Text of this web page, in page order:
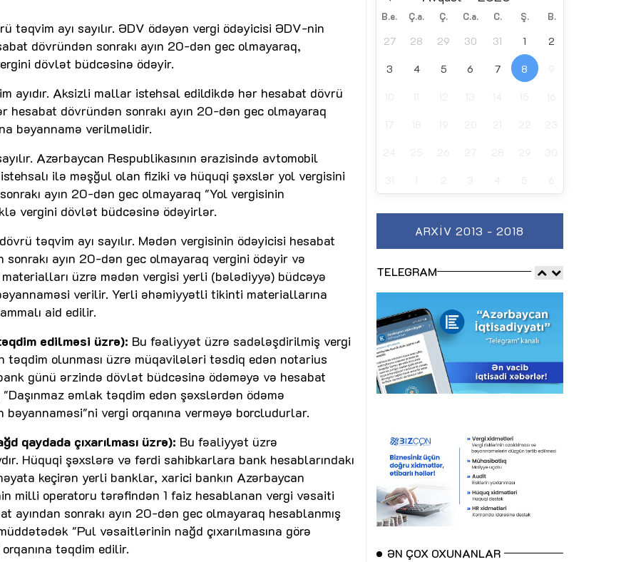
təqvim ayı sayılır. ƏDV ödəyən vergi ödəyicisi ƏDV-nin
dövründən sonrakı ayın 20-dən gec olmayaraq,
dövlət büdcəsinə ödəyir.
ayıdır. Aksizli mallar istehsal edildikdə hər hesabat dövrü
dövründən sonrakı ayın 20-dən gec olmayaraq
bəyannamə verilməlidir.
Azərbaycan Respublikasının ərazisində avtomobil
istehsalı ilə məşğul olan fiziki və hüquqi şəxslər yol vergisini
ayın 20-dən gec olmayaraq "Yol vergisinin
vergini dövlət büdcəsinə ödəyirlər.
təqvim ayı sayılır. Mədən vergisinin ödəyicisi hesabat
sonrakı ayın 20-dən gec olmayaraq vergini ödəyir və
üzrə mədən vergisi yerli (bələdiyyə) büdcəyə
verilir. Yerli əhəmiyyətli tikinti materiallarına
aid edilir.
edilməsi üzrə): Bu fəaliyyət üzrə sadələşdirilmiş vergi
təqdim olunması üzrə müqavilələri təsdiq edən notarius
günü ərzində dövlət büdcəsinə ödəməyə və hesabat
əmlak təqdim edən şəxslərdən ödəmə
vergi orqanına verməyə borcludurlar.
qaydada çıxarılması üzrə): Bu fəaliyyət üzrə
Hüquqi şəxslərə və fərdi sahibkarlara bank hesablarındakı
keçirən yerli banklar, xarici bankın Azərbaycan
milli operatoru tərəfindən 1 faiz hesablanan vergi vəsaiti
sonrakı ayın 20-dən gec olmayaraq hesablanmış
"Pul vəsaitlərinin nağd çıxarılmasına görə
təqdim edilir.
B.e. Ç.a. Ç. C.a. C. Ş. B.
27 28 29 30 31 1 2
3 4 5 6 7 8
ARXIV 2013 - 2018
TELEGRAM
ƏN ÇOX OXUNANLAR